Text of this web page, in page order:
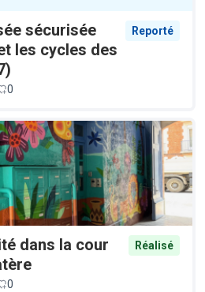
sécurisée
les cycles des
Reporté
0
dans la cour
Réalisé
0